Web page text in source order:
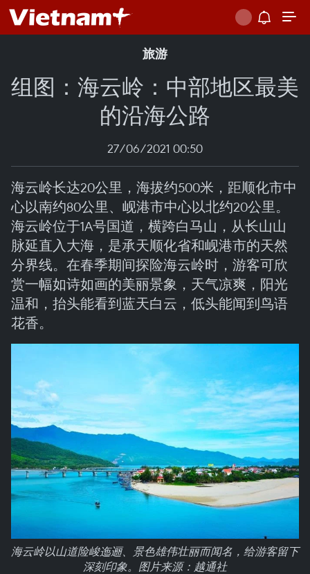
旅游
组图：海云岭：中部地区最美
的沿海公路
27/06/2021 00:50
海云岭长达20公里，海拔约500米，距顺化市中
心以南约80公里、岘港市中心以北约20公里。
海云岭位于1A号国道，横跨白马山，从长山山
脉延直入大海，是承天顺化省和岘港市的天然
分界线。在春季期间探险海云岭时，游客可欣
赏一幅如诗如画的美丽景象，天气凉爽，阳光
温和，抬头能看到蓝天白云，低头能闻到鸟语
花香。
海云岭以山道险峻迤逦、景色雄伟壮丽而闻名，给游客留下
深刻印象。图片来源：越通社